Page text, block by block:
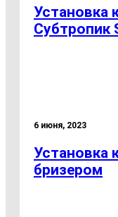
Установка
Субтропик
6 июня, 2023
Установка
бризером